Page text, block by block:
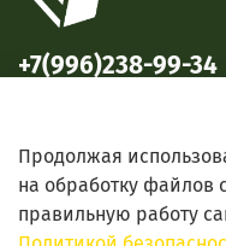
+7(996)238-99-34
Продолжая
на обработку файлов
правильную работу